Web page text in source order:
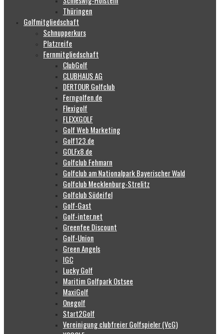
Thüringen
Golfmitgliedschaft
Schnupperkurs
Platzreife
Fernmitgliedschaft
ClubGolf
CLUBHAUS AG
DERTOUR Golfclub
Ferngolfen.de
Flexigolf
FLEXXGOLF
Golf Web Marketing
Golf123.de
GOLFx8.de
Golfclub Fehmarn
Golfclub am Nationalpark Bayerischer Wald
Golfclub Mecklenburg-Strelitz
Golfclub Südeifel
Golf-Gast
Golf-inter.net
Greenfee Discount
Golf-Union
Green Angels
IGC
Lucky Golf
Maritim Golfpark Ostsee
MaxiGolf
Onegolf
Start2Golf
Vereinigung clubfreier Golfspieler (VcG)